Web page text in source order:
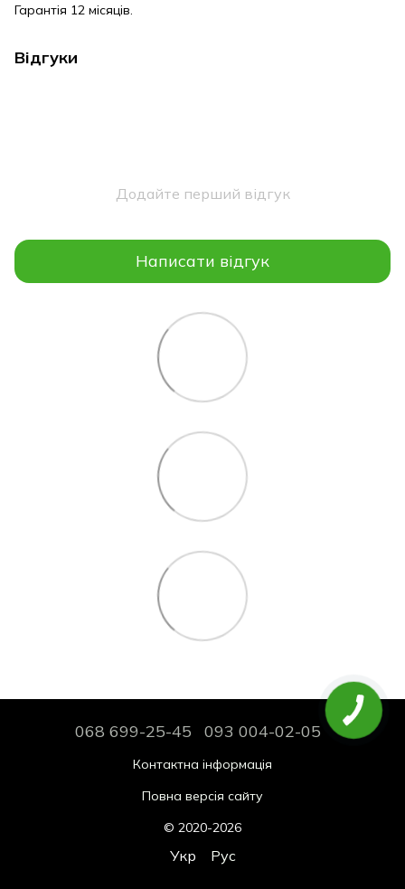
Гарантія 12 місяців.
Відгуки
Додайте перший відгук
Написати відгук
068 699-25-45 093 004-02-05
Контактна інформація
Повна версія сайту
© 2020-2026
Укр Рус